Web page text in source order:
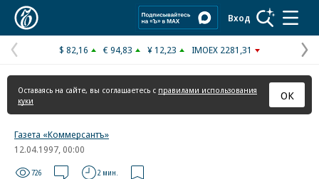
Вход
Предыдущая
страница
$ 82,16 € 94,83 ¥ 12,23 IMOEX 2281,31
Оставаясь на сайте, вы соглашаетесь с правилами использования
куки
ОК
Газета «Коммерсантъ»
12.04.1997, 00:00
726 2 мин.